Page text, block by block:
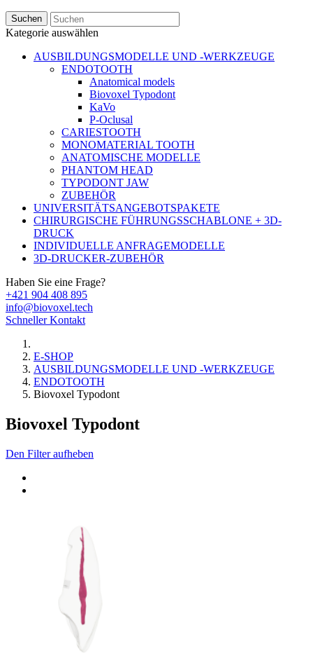
Suchen
Kategorie auswählen
AUSBILDUNGSMODELLE UND -WERKZEUGE
ENDOTOOTH
Anatomical models
Biovoxel Typodont
KaVo
P-Oclusal
CARIESTOOTH
MONOMATERIAL TOOTH
ANATOMISCHE MODELLE
PHANTOM HEAD
TYPODONT JAW
ZUBEHÖR
UNIVERSITÄTSANGEBOTSPAKETE
CHIRURGISCHE FÜHRUNGSSCHABLONE + 3D-
DRUCK
INDIVIDUELLE ANFRAGEMODELLE
3D-DRUCKER-ZUBEHÖR
Haben Sie eine Frage?
+421 904 408 895
info@biovoxel.tech
Schneller Kontakt
E-SHOP
AUSBILDUNGSMODELLE UND -WERKZEUGE
ENDOTOOTH
Biovoxel Typodont
Biovoxel Typodont
Den Filter aufheben